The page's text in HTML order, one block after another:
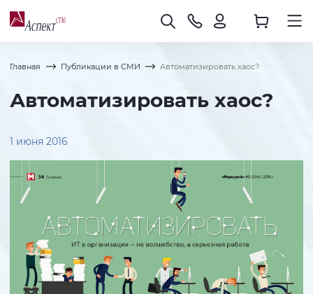
Главная Публикации в СМИ Автоматизировать хаос?
Автоматизировать хаос?
1 июня 2016